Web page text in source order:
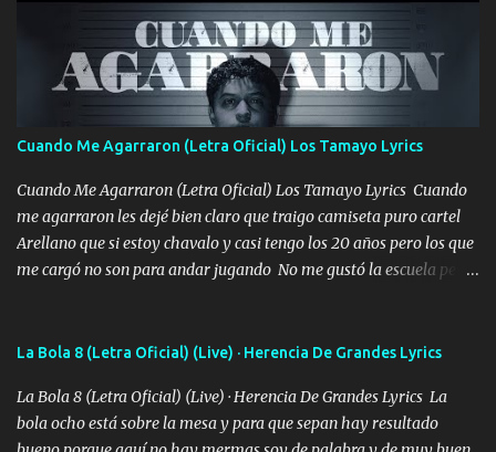
quieren billetes y yo que solo ocupo verte Recuerdo echábamos
pasión en la troca tus labios besándome yo quitándote la ropa no
quiero que sea nunca con otra yo quiero llevarte a la Luna y si
quieres en ese momento te pido que seas mi esposa Chingada
madre no quiero dejar de tenerte no ayuda la p'uta loquera y al
chile quisiera ser menos de ti dependiente la pinche tristeza me
encierra princesa tu sabes que nunca saldras de mi mente Ella era
la peligro...
Cuando Me Agarraron (Letra Oficial) Los Tamayo Lyrics
Cuando Me Agarraron (Letra Oficial) Los Tamayo Lyrics Cuando
me agarraron les dejé bien claro que traigo camiseta puro cartel
Arellano que si estoy chavalo y casi tengo los 20 años pero los que
me cargó no son para andar jugando No me gustó la escuela pero
firme el legado que si como me llamó varios ya se han preguntado
fajado y mi R terciado me van a ver allá por TJ para un licenciado
mando un abrazo andamos al cien Choritas también Música
La Bola 8 (Letra Oficial) (Live) · Herencia De Grandes Lyrics
La Bola 8 (Letra Oficial) (Live) · Herencia De Grandes Lyrics La
bola ocho está sobre la mesa y para que sepan hay resultado